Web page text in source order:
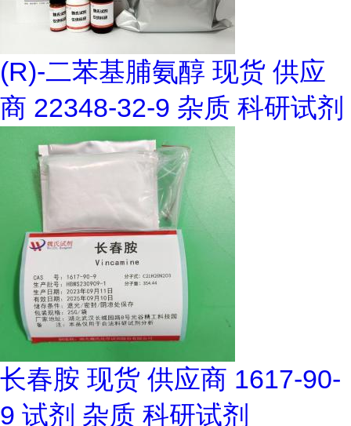
(R)-二苯基脯氨醇 现货 供应
商 22348-32-9 杂质 科研试剂
长春胺 现货 供应商 1617-90-
9 试剂 杂质 科研试剂